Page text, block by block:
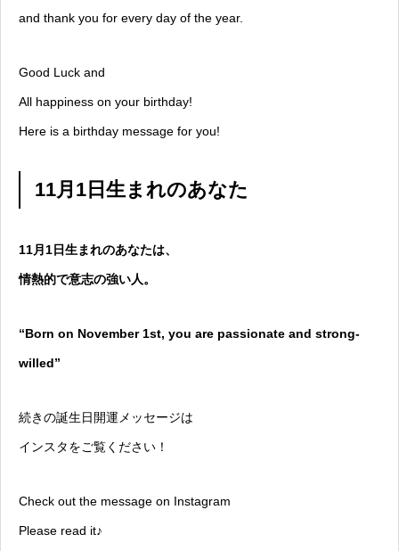
and thank you for every day of the year.
Good Luck and
All happiness on your birthday!
Here is a birthday message for you!
11月1日生まれのあなた
11月1日生まれのあなたは、
情熱的で意志の強い人。
“Born on November 1st, you are passionate and strong-
willed”
続きの誕生日開運メッセージは
インスタをご覧ください！
Check out the message on Instagram
Please read it♪